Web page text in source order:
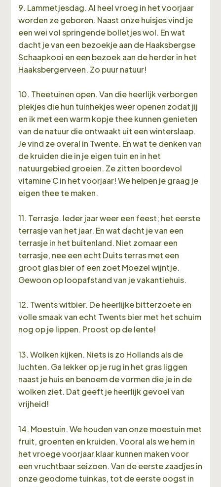
9. Lammetjesdag. Al heel vroeg in het voorjaar
worden ze geboren. Naast onze huisjes vind je
een wei vol springende bolletjes wol. En wat
dacht je van een bezoekje aan de Haaksbergse
Schaapkooi en een bezoek aan de herder in het
Haaksbergerveen. Zo puur natuur!
10. Theetuinen open. Van die heerlijk verborgen
plekjes die hun tuinhekjes weer openen zodat jij
en ik met een warm kopje thee kunnen genieten
van de natuur die ontwaakt uit een winterslaap.
Je vind ze overal in Twente. En wat te denken van
de kruiden die in je eigen tuin en in het
natuurgebied groeien. Ze zitten boordevol
vitamine C in het voorjaar! We helpen je graag je
eigen thee te maken.
11. Terrasje. Ieder jaar weer een feest; het eerste
terrasje van het jaar. En wat dacht je van een
terrasje in het buitenland. Niet zomaar een
terrasje, nee een echt Duits terras met een
groot glas bier of een zoet Moezel wijntje.
Gewoon op loopafstand van je vakantiehuis.
12. Twents witbier. De heerlijke bitterzoete en
volle smaak van echt Twents bier met het schuim
nog op je lippen. Proost op de lente!
13. Wolken kijken. Niets is zo Hollands als de
luchten. Ga lekker op je rug in het gras liggen
naast je huis en benoem de vormen die je in de
wolken ziet. Dat geeft je heerlijk gevoel van
vrijheid!
14. Moestuin. We houden van onze moestuin met
fruit, groenten en kruiden. Vooral als we hem in
het vroege voorjaar klaar kunnen maken voor
een vruchtbaar seizoen. Van de eerste zaadjes in
onze geodome tuinkas, tot de eerste oogst in